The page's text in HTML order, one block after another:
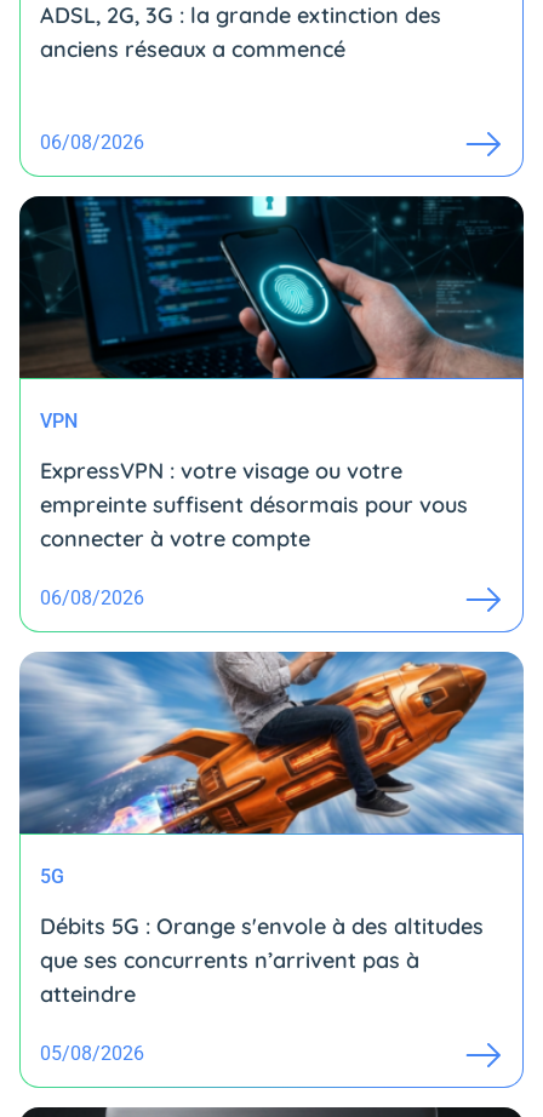
ADSL, 2G, 3G : la grande extinction des
anciens réseaux a commencé
06/08/2026
VPN
ExpressVPN : votre visage ou votre
empreinte suffisent désormais pour vous
connecter à votre compte
06/08/2026
5G
Débits 5G : Orange s'envole à des altitudes
que ses concurrents n’arrivent pas à
atteindre
05/08/2026